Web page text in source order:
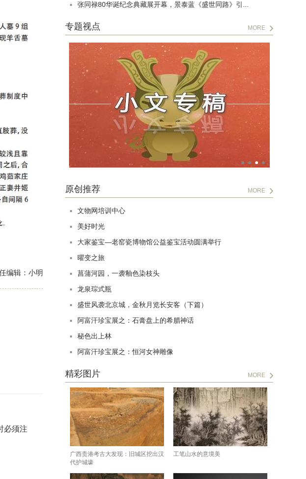
编辑：小明
必须注
张同禄80华诞纪念典藏展开幕，景泰蓝《盛世同路》引...
专题视点 MORE
原创推荐 MORE
文物网培训中心
美好时光
大家鉴宝—老窑瓷博物馆公益鉴宝活动圆满举行
曜变之旅
菖蒲河园，一袭釉色染枝头
龙泉琮式瓶
盛世风袭北京城，金秋月览长安客（下篇）
阿富汗珍宝展之：石膏盘上的希腊神话
秘色出上林
阿富汗珍宝展之：恒河女神雕像
精彩图片 MORE
广西贵港考古大发现：旧城区挖出汉
代护城壕
工笔山水的意境美